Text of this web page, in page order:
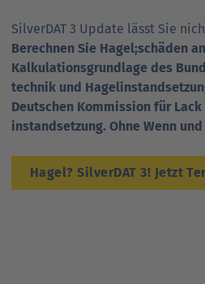
SilverDAT 3 Update lässt Sie
Berechnen Sie Hagel;­schäden
Kalkulations­grund­lage des
technik und
Deutschen Kommission für
instandsetzung. Ohne Wenn und
Hagel? SilverDAT 3! Jetzt